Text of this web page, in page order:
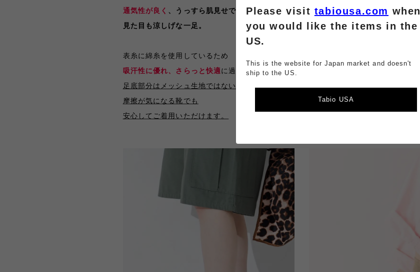
通気性が良く 、うっすら肌見せで
見た目も涼しげな一足。
表糸に綿糸を使用しているため
吸汗性に優れ、さらっと快適に過ごせます。
足底部分はメッシュ生地ではないため
摩擦が気になる靴でも
安心してご着用いただけます。
Please visit tabiousa.com when
you would like the items in the
US.
This is the website for Japan market and doesn't
ship to the US.
Tabio USA